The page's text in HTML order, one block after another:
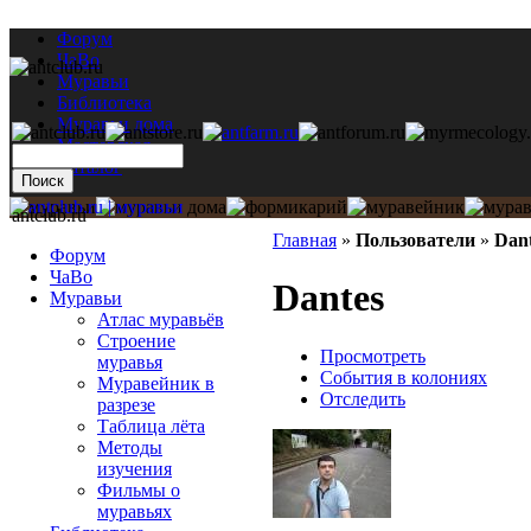
Форум
ЧаВо
Муравьи
Библиотека
Муравьи дома
Мастерская
Каталог
Главная » Пользователи »
Dantes
Просмотреть
События в колониях
Отследить
antclub.ru
Форум
ЧаВо
Муравьи
Атлас муравьёв
Строение
муравья
Муравейник в
разрезе
Таблица лёта
Методы
изучения
Фильмы о
муравьях